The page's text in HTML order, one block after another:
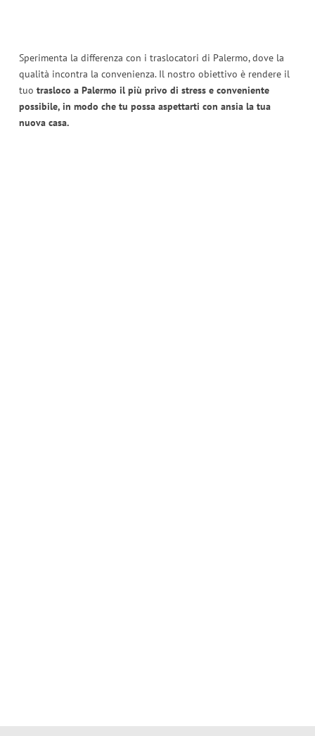
Sperimenta la differenza con i traslocatori di Palermo, dove la
qualità incontra la convenienza. Il nostro obiettivo è rendere il
tuo trasloco a Palermo il più privo di stress e conveniente
possibile, in modo che tu possa aspettarti con ansia la tua
nuova casa.